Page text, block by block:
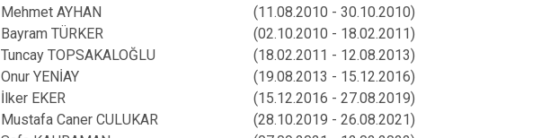
Mehmet AYHAN
(11.08.2010 - 30.10.2010)
Bayram TÜRKER
(02.10.2010 - 18.02.2011)
Tuncay TOPSAKALOĞLU
(18.02.2011 - 12.08.2013)
Onur YENİAY
(19.08.2013 - 15.12.2016)
İlker EKER
(15.12.2016 - 27.08.2019)
Mustafa Caner CULUKAR
(28.10.2019 - 26.08.2021)